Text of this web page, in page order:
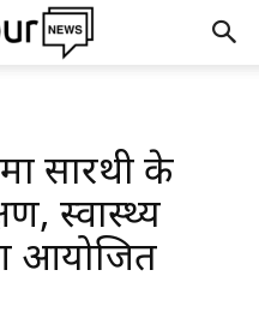
सारथी के
स्वास्थ्य
आयोजित